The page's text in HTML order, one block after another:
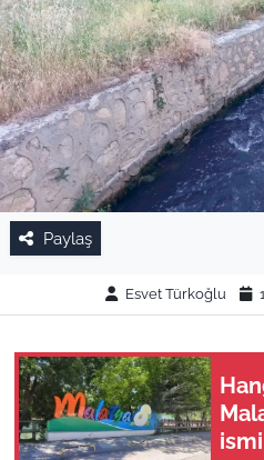
Paylaş
Esvet Türkoğlu